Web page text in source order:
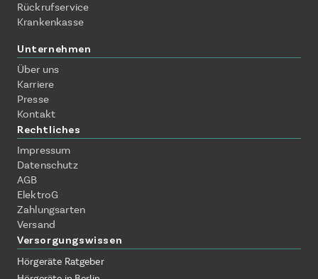
Rückrufservice
Krankenkasse
Unternehmen
Über uns
Karriere
Presse
Kontakt
Rechtliches
Impressum
Datenschutz
AGB
ElektroG
Zahlungsarten
Versand
Versorgungswissen
Hörgeräte Ratgeber